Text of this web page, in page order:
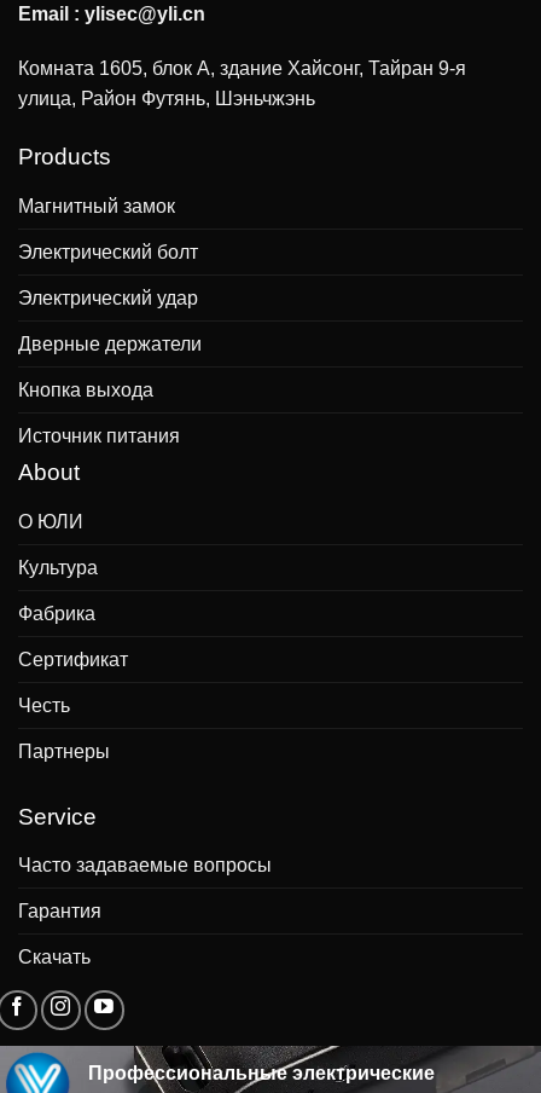
Email : ylisec@yli.cn
Комната 1605, блок А, здание Хайсонг, Тайран 9-я
улица, Район Футянь, Шэньчжэнь
Products
Магнитный замок
Электрический болт
Электрический удар
Дверные держатели
Кнопка выхода
Источник питания
About
О ЮЛИ
Культура
Фабрика
Сертификат
Честь
Партнеры
Service
Часто задаваемые вопросы
Гарантия
Скачать
Профессиональные электрические